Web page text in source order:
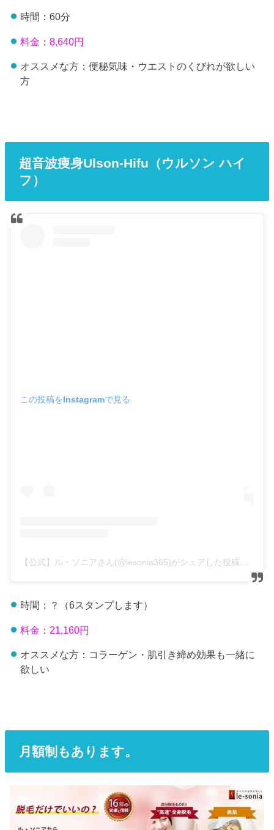
時間：60分
料金：8,640円
オススメな方：便秘気味・ウエストのくびれが欲しい
方
超音波痩身Ulson-Hifu（ウルソン ハイ
フ）
この投稿をInstagramで見る
時間：？（6スタンプします）
料金：21,160円
オススメな方：コラーゲン・肌引き締め効果も一緒に
欲しい
月額制もあります。